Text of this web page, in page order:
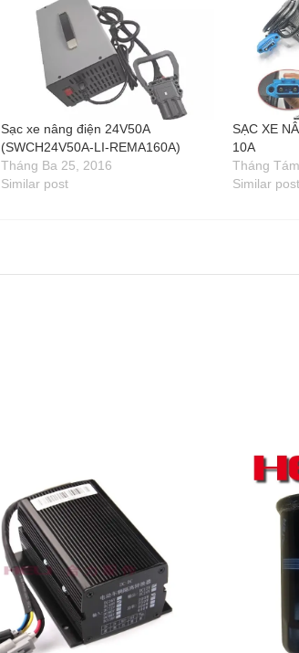
Sạc xe nâng điện 24V50A
(SWCH24V50A-LI-REMA160A)
Tháng Ba 25, 2016
Similar post
SẠC XE
10A
Tháng
Similar post